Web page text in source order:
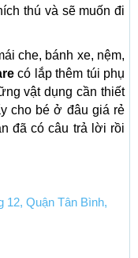
thú và sẽ muốn đi
che, bánh xe, nệm,
có lắp thêm túi phụ
vật dụng cần thiết
cho bé ở đâu giá rẻ
đã có câu trả lời rồi
12, Quận Tân Bình,